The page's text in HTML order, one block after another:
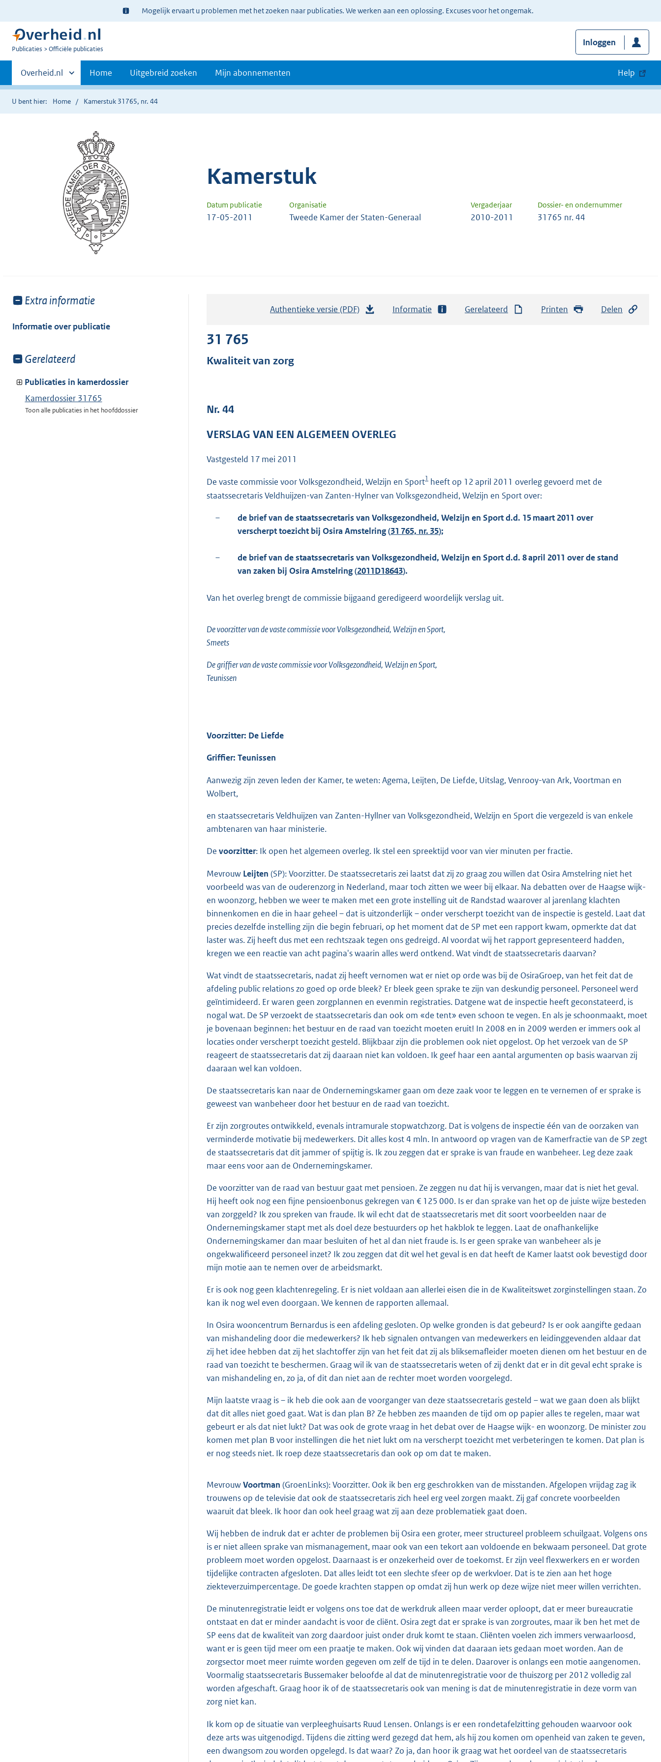
Ter
informatie:
Mogelijk ervaart u problemen met het zoeken naar publicaties. We werken aan een oplossing. Excuses voor het ongemak.
U
Publicaties Officiële publicaties
Inloggen
Primaire
navigatie
Andere
sites
binnen
Overheid.nl Home Uitgebreid zoeken Mijn abonnementen Help
U bent hier: Home Kamerstuk 31765, nr. 44
Kamerstuk
Datum publicatie Organisatie Vergaderjaar Dossier- en ondernummer
17-05-2011 Tweede Kamer der Staten-Generaal 2010-2011 31765 nr. 44
Toon
van:
Extra informatie
Informatie over publicatie
Toon
van:
Gerelateerd
Publicaties in kamerdossier
Kamerdossier 31765
Toon alle publicaties in het hoofddossier
Authentieke versie (PDF)
r
t
e
1
1
K
b
Informatie Gerelateerd Printen Delen
31 765
Kwaliteit van zorg
Nr. 44
VERSLAG VAN EEN ALGEMEEN OVERLEG
Vastgesteld 17 mei 2011
De vaste commissie voor Volksgezondheid, Welzijn en Sport1 heeft op 12 april 2011 overleg gevoerd met de
staatssecretaris Veldhuijzen-van Zanten-Hylner van Volksgezondheid, Welzijn en Sport over:
–
de brief van de staatssecretaris van Volksgezondheid, Welzijn en Sport d.d. 15 maart 2011 over
verscherpt toezicht bij Osira Amstelring (31 765, nr. 35);
–
de brief van de staatssecretaris van Volksgezondheid, Welzijn en Sport d.d. 8 april 2011 over de stand
van zaken bij Osira Amstelring (2011D18643).
Van het overleg brengt de commissie bijgaand geredigeerd woordelijk verslag uit.
De voorzitter van de vaste commissie voor Volksgezondheid, Welzijn en Sport,
Smeets
De griffier van de vaste commissie voor Volksgezondheid, Welzijn en Sport,
Teunissen
Voorzitter: De Liefde
Griffier: Teunissen
Aanwezig zijn zeven leden der Kamer, te weten: Agema, Leijten, De Liefde, Uitslag, Venrooy-van Ark, Voortman en
Wolbert,
en staatssecretaris Veldhuijzen van Zanten-Hyllner van Volksgezondheid, Welzijn en Sport die vergezeld is van enkele
ambtenaren van haar ministerie.
De voorzitter: Ik open het algemeen overleg. Ik stel een spreektijd voor van vier minuten per fractie.
Mevrouw Leijten (SP): Voorzitter. De staatssecretaris zei laatst dat zij zo graag zou willen dat Osira Amstelring niet het
voorbeeld was van de ouderenzorg in Nederland, maar toch zitten we weer bij elkaar. Na debatten over de Haagse wijk-
en woonzorg, hebben we weer te maken met een grote instelling uit de Randstad waarover al jarenlang klachten
binnenkomen en die in haar geheel – dat is uitzonderlijk – onder verscherpt toezicht van de inspectie is gesteld. Laat dat
precies dezelfde instelling zijn die begin februari, op het moment dat de SP met een rapport kwam, opmerkte dat dat
laster was. Zij heeft dus met een rechtszaak tegen ons gedreigd. Al voordat wij het rapport gepresenteerd hadden,
kregen we een reactie van acht pagina's waarin alles werd ontkend. Wat vindt de staatssecretaris daarvan?
Wat vindt de staatssecretaris, nadat zij heeft vernomen wat er niet op orde was bij de OsiraGroep, van het feit dat de
afdeling public relations zo goed op orde bleek? Er bleek geen sprake te zijn van deskundig personeel. Personeel werd
geïntimideerd. Er waren geen zorgplannen en evenmin registraties. Datgene wat de inspectie heeft geconstateerd, is
nogal wat. De SP verzoekt de staatssecretaris dan ook om «de tent» even schoon te vegen. En als je schoonmaakt, moet
je bovenaan beginnen: het bestuur en de raad van toezicht moeten eruit! In 2008 en in 2009 werden er immers ook al
locaties onder verscherpt toezicht gesteld. Blijkbaar zijn die problemen ook niet opgelost. Op het verzoek van de SP
reageert de staatssecretaris dat zij daaraan niet kan voldoen. Ik geef haar een aantal argumenten op basis waarvan zij
daaraan wel kan voldoen.
De staatssecretaris kan naar de Ondernemingskamer gaan om deze zaak voor te leggen en te vernemen of er sprake is
geweest van wanbeheer door het bestuur en de raad van toezicht.
Er zijn zorgroutes ontwikkeld, evenals intramurale stopwatchzorg. Dat is volgens de inspectie één van de oorzaken van
verminderde motivatie bij medewerkers. Dit alles kost 4 mln. In antwoord op vragen van de Kamerfractie van de SP zegt
de staatssecretaris dat dit jammer of spijtig is. Ik zou zeggen dat er sprake is van fraude en wanbeheer. Leg deze zaak
maar eens voor aan de Ondernemingskamer.
De voorzitter van de raad van bestuur gaat met pensioen. Ze zeggen nu dat hij is vervangen, maar dat is niet het geval.
Hij heeft ook nog een fijne pensioenbonus gekregen van € 125 000. Is er dan sprake van het op de juiste wijze besteden
van zorggeld? Ik zou spreken van fraude. Ik wil echt dat de staatssecretaris met dit soort voorbeelden naar de
Ondernemingskamer stapt met als doel deze bestuurders op het hakblok te leggen. Laat de onafhankelijke
Ondernemingskamer dan maar besluiten of het al dan niet fraude is. Is er geen sprake van wanbeheer als je
ongekwalificeerd personeel inzet? Ik zou zeggen dat dit wel het geval is en dat heeft de Kamer laatst ook bevestigd door
mijn motie aan te nemen over de arbeidsmarkt.
Er is ook nog geen klachtenregeling. Er is niet voldaan aan allerlei eisen die in de Kwaliteitswet zorginstellingen staan. Zo
kan ik nog wel even doorgaan. We kennen de rapporten allemaal.
In Osira wooncentrum Bernardus is een afdeling gesloten. Op welke gronden is dat gebeurd? Is er ook aangifte gedaan
van mishandeling door die medewerkers? Ik heb signalen ontvangen van medewerkers en leidinggevenden aldaar dat
zij het idee hebben dat zij het slachtoffer zijn van het feit dat zij als bliksemafleider moeten dienen om het bestuur en de
raad van toezicht te beschermen. Graag wil ik van de staatssecretaris weten of zij denkt dat er in dit geval echt sprake is
van mishandeling en, zo ja, of dit dan niet aan de rechter moet worden voorgelegd.
Mijn laatste vraag is – ik heb die ook aan de voorganger van deze staatssecretaris gesteld – wat we gaan doen als blijkt
dat dit alles niet goed gaat. Wat is dan plan B? Ze hebben zes maanden de tijd om op papier alles te regelen, maar wat
gebeurt er als dat niet lukt? Dat was ook de grote vraag in het debat over de Haagse wijk- en woonzorg. De minister zou
komen met plan B voor instellingen die het niet lukt om na verscherpt toezicht met verbeteringen te komen. Dat plan is
er nog steeds niet. Ik roep deze staatssecretaris dan ook op om dat te maken.
MevrouwVoortman (GroenLinks): Voorzitter. Ook ik ben erg geschrokken van de misstanden. Afgelopen vrijdag zag ik
trouwens op de televisie dat ook de staatssecretaris zich heel erg veel zorgen maakt. Zij gaf concrete voorbeelden
waaruit dat bleek. Ik hoor dan ook heel graag wat zij aan deze problematiek gaat doen.
Wij hebben de indruk dat er achter de problemen bij Osira een groter, meer structureel probleem schuilgaat. Volgens ons
is er niet alleen sprake van mismanagement, maar ook van een tekort aan voldoende en bekwaam personeel. Dat grote
probleem moet worden opgelost. Daarnaast is er onzekerheid over de toekomst. Er zijn veel flexwerkers en er worden
tijdelijke contracten afgesloten. Dat alles leidt tot een slechte sfeer op de werkvloer. Dat is te zien aan het hoge
ziekteverzuimpercentage. De goede krachten stappen op omdat zij hun werk op deze wijze niet meer willen verrichten.
De minutenregistratie leidt er volgens ons toe dat de werkdruk alleen maar verder oploopt, dat er meer bureaucratie
ontstaat en dat er minder aandacht is voor de cliënt. Osira zegt dat er sprake is van zorgroutes, maar ik ben het met de
SP eens dat de kwaliteit van zorg daardoor juist onder druk komt te staan. Cliënten voelen zich immers verwaarloosd,
want er is geen tijd meer om een praatje te maken. Ook wij vinden dat daaraan iets gedaan moet worden. Aan de
zorgsector moet meer ruimte worden gegeven om zelf de tijd in te delen. Daarover is onlangs een motie aangenomen.
Voormalig staatssecretaris Bussemaker beloofde al dat de minutenregistratie voor de thuiszorg per 2012 volledig zal
worden afgeschaft. Graag hoor ik of de staatssecretaris ook van mening is dat de minutenregistratie in deze vorm van
zorg niet kan.
Ik kom op de situatie van verpleeghuisarts Ruud Lensen. Onlangs is er een rondetafelzitting gehouden waarvoor ook
deze arts was uitgenodigd. Tijdens die zitting werd gezegd dat hem, als hij zou komen om openheid van zaken te geven,
een dwangsom zou worden opgelegd. Is dat waar? Zo ja, dan hoor ik graag wat het oordeel van de staatssecretaris